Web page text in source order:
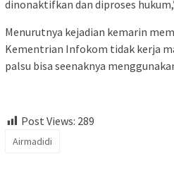
dinonaktifkan dan diproses
Menurutnya kejadian kemarin
Kementrian Infokom tidak kerja
palsu bisa seenaknya
Post Views: 289
Airmadidi